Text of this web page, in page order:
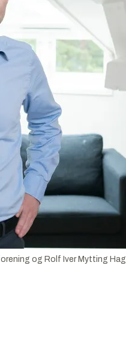
og Rolf Iver Mytting